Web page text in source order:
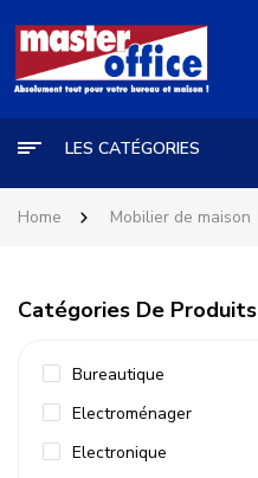
LES CATÉGORIES
Home Mobilier de maison
Catégories De Produits
Bureautique
Electroménager
Electronique